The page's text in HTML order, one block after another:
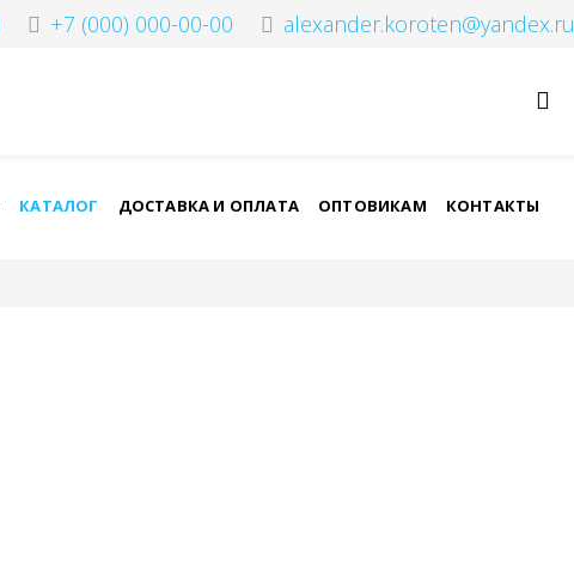
+7 (000) 000-00-00 alexander.koroten@yandex.ru
КАТАЛОГ ДОСТАВКА И ОПЛАТА ОПТОВИКАМ КОНТАКТЫ